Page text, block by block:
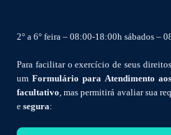
2° a 6° feira – 08:00-18:00h sábados –
Para facilitar o exercício de seus
um Formulário para Atendimento
facultativo , mas permitirá avaliar sua
e segura: